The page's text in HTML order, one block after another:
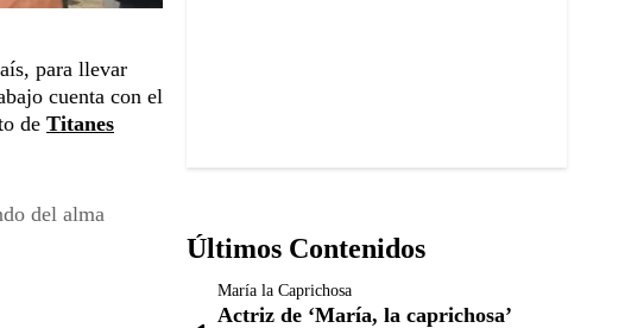
para llevar
cuenta con el
de Titanes
del alma
Últimos Contenidos
María la Caprichosa
Actriz de ‘María, la caprichosa’